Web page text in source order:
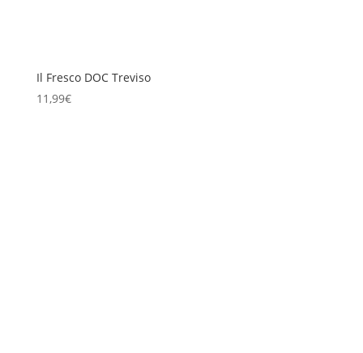
Il Fresco DOC Treviso
11,99€